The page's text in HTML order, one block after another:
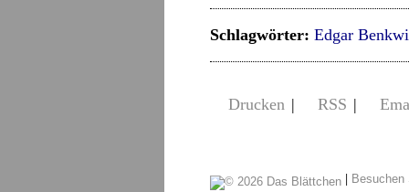
Schlagwörter: Edgar
Drucken | RSS |
|